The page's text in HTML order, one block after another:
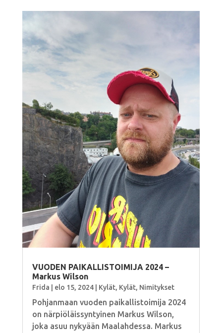
VUODEN PAIKALLISTOIMIJA 2024 –
Markus Wilson
Frida elo 15, 2024| Kylät, Kylät, Nimitykset
Pohjanmaan vuoden paikallistoimija 2024
on närpiöläissyntyinen Markus Wilson,
joka asuu nykyään Maalahdessa. Markus